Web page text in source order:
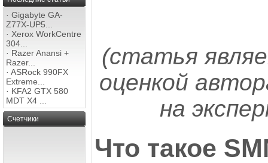
· Gigabyte GA-
Z77X-UP5...
· Xerox WorkCentre
304...
· Razer Anansi +
Razer...
· ASRock 990FX
Extreme...
· KFA2 GTX 580
MDT X4 ...
Счетчики
(статья
оценкой
на
Что такое